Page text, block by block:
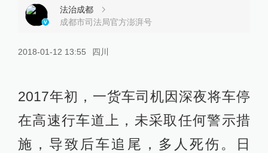
法治成都
成都市司法局官方澎湃号
2018-01-12 13:55 四川
2017年初，一货车司机因深夜将车停
在高速行车道上，未采取任何警示措
施，导致后车追尾，多人死伤。日